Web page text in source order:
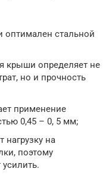
оптимален стальной
крыши определяет не
но и прочность
применение
0,45 – 0, 5 мм;
нагрузку на
поэтому